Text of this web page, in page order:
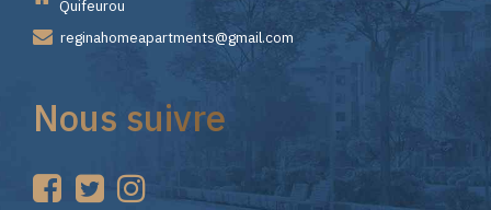
Premiers
Pas
sur
Casino
pour
vos
Quifeurou
reginahomeapartments@gmail.com
Nous suivre